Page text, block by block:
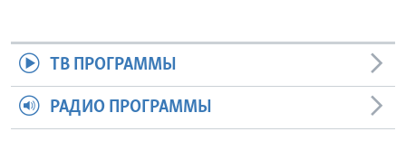
ТВ ПРОГРАММЫ
РАДИО ПРОГРАММЫ